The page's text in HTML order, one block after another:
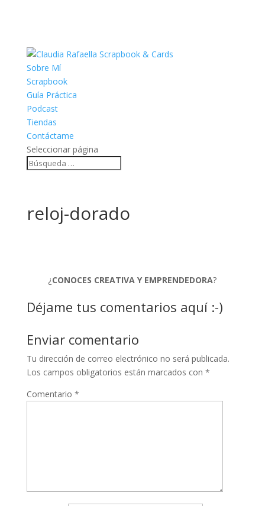
Sobre Mí
Scrapbook
Guía Práctica
Podcast
Tiendas
Contáctame
Seleccionar página
reloj-dorado
¿CONOCES CREATIVA Y EMPRENDEDORA?
Déjame tus comentarios aquí :-)
Enviar comentario
Tu dirección de correo electrónico no será publicada.
Los campos obligatorios están marcados con *
Comentario *